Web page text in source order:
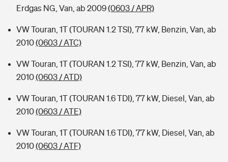
Erdgas NG, Van, ab 2009(0603 / APR)
VW Touran, 1T (TOURAN 1.2 TSI), 77 kW, Benzin, Van, ab
2010(0603 / ATC)
VW Touran, 1T (TOURAN 1.2 TSI), 77 kW, Benzin, Van, ab
2010(0603 / ATD)
VW Touran, 1T (TOURAN 1.6 TDI), 77 kW, Diesel, Van, ab
2010(0603 / ATE)
VW Touran, 1T (TOURAN 1.6 TDI), 77 kW, Diesel, Van, ab
2010(0603 / ATF)